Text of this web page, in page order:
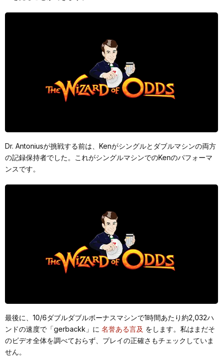
Dr. Antoniusが挑戦する前は、Kenがシングルとダブルマシンの両方
の記録保持者でした。これがシングルマシンでのKenのパフォーマ
ンスです。
最後に、10/6ダブルダブルボーナスマシンで1時間あたり約2,032ハ
ンドの速度で「gerbackk」に 名誉ある言及 をします。私はまだそ
のビデオ全体を調べておらず、プレイの正確さもチェックしていま
せん。